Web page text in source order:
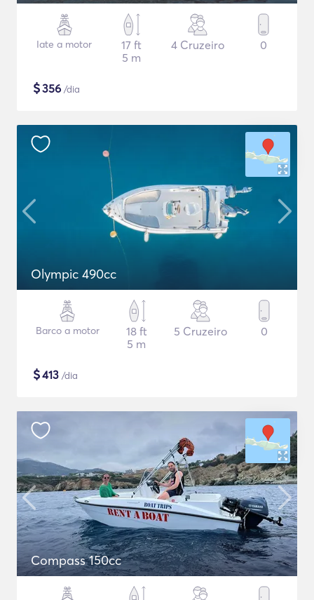
Iate a motor
17 ft
5 m
4 Cruzeiro 0
$356 /dia
Olympic 490cc
Barco a motor
18 ft
5 m
5 Cruzeiro 0
$413 /dia
Compass 150cc